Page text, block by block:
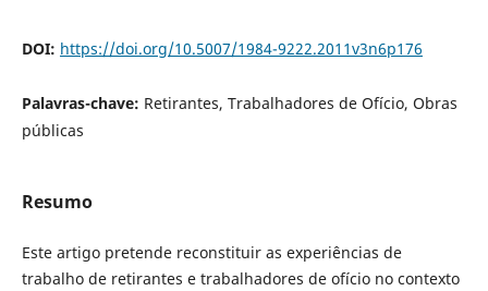
DOI: https://doi.org/10.5007/1984-9222.2011v3n6p176
Palavras-chave: Retirantes, Trabalhadores de Ofício, Obras
públicas
Resumo
Este artigo pretende reconstituir as experiências de
trabalho de retirantes e trabalhadores de ofício no contexto